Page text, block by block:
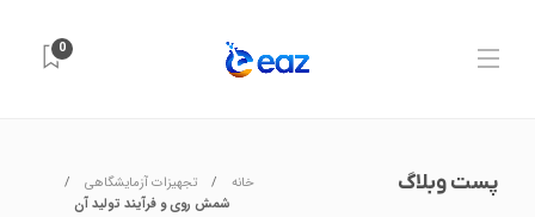
0
پست وبلاگ خانه
تجهیزات آزمایشگاهی
شمش روی و فرآیند تولید آن